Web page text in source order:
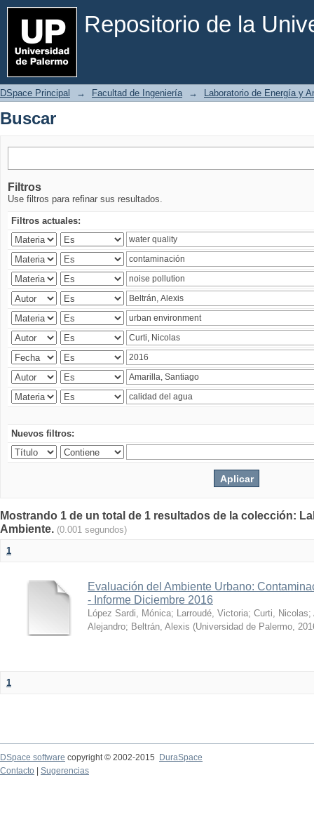
Repositorio de la
Buscar
DSpace Principal → Facultad de Ingeniería → Laboratorio de Energía y
Buscar
Filtros
Use filtros para refinar sus resultados.
Filtros actuales:
Nuevos filtros:
Mostrando 1 de un total de 1 resultados de la colección:
Ambiente. (0.001 segundos)
1
Evaluación del Ambiente Urbano:
- Informe Diciembre 2016
López Sardi, Mónica; Larroudé, Victoria; Curti, Nicolas;
Alejandro; Beltrán, Alexis (Universidad de Palermo,
1
DSpace software copyright © 2002-2015
DuraSpace
Contacto
Sugerencias